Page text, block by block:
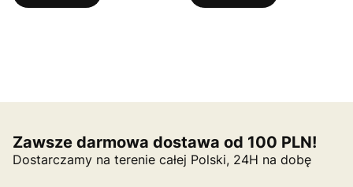
Zawsze darmowa dostawa od 100 PLN!
Dostarczamy na terenie całej Polski, 24H na dobę